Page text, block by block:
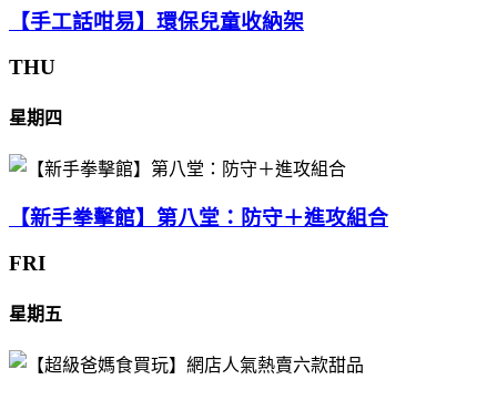
【手工話咁易】環保兒童收納架
THU
星期四
【新手拳擊館】第八堂：防守＋進攻組合
FRI
星期五